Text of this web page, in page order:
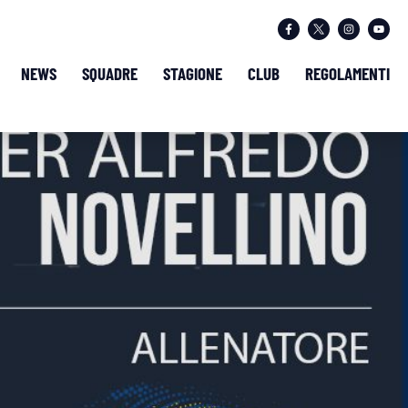
NEWS SQUADRE STAGIONE CLUB REGOLAMENTI